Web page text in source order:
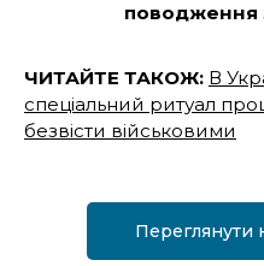
поводження
ЧИТАЙТЕ ТАКОЖ: В
спеціальний ритуал
безвісти військовими
Переглянути